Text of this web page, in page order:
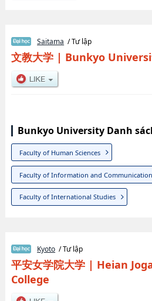
Saitama / Tư lập
文教大学| Bunkyo
Bunkyo University Danh
Faculty of Human Sciences
Faculty of Information and
Faculty of International Studies
Kyoto / Tư lập
平安女学院大学| Heian
College